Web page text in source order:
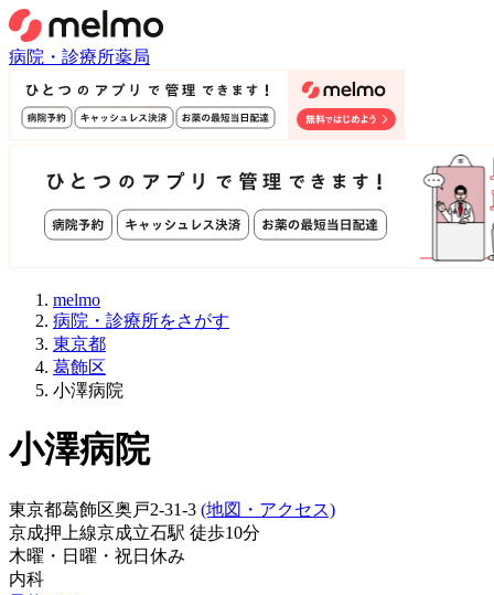
病院・診療所薬局
melmo
病院・診療所をさがす
東京都
葛飾区
小澤病院
小澤病院
東京都葛飾区奥戸2-31-3 (地図・アクセス)
京成押上線京成立石駅 徒歩10分
木曜・日曜・祝日 休み
内科